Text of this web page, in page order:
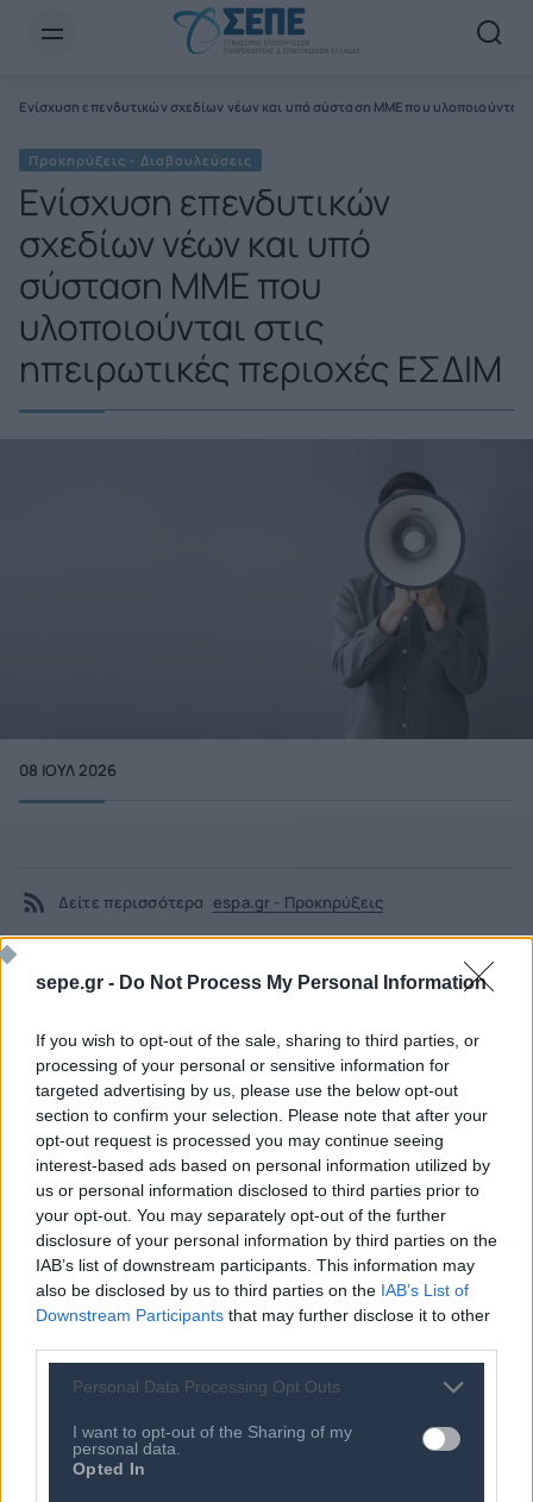
sepe.gr - Do Not Process My Personal Information
If you wish to opt-out of the sale, sharing to third parties, or
processing of your personal or sensitive information for
targeted advertising by us, please use the below opt-out
section to confirm your selection. Please note that after your
opt-out request is processed you may continue seeing
interest-based ads based on personal information utilized by
us or personal information disclosed to third parties prior to
your opt-out. You may separately opt-out of the further
disclosure of your personal information by third parties on the
IAB’s list of downstream participants. This information may
also be disclosed by us to third parties on the IAB’s List of
Downstream Participants that may further disclose it to other
Personal Data Processing Opt Outs
I want to opt-out of the Sharing of my
personal data.
Opted In
Ενίσχυση επενδυτικών σχεδίων νέων και υπό σύσταση ΜΜΕ που υλοποιούνται
Προκηρύξεις - Διαβουλεύσεις
Ενίσχυση επενδυτικών
σχεδίων νέων και υπό
σύσταση ΜΜΕ που
υλοποιούνται στις
ηπειρωτικές περιοχές ΕΣΔΙΜ
08 ΙΟΥΛ 2026
Δείτε περισσότερα espa.gr - Προκηρύξεις
Ποιος είναι ο ΣΕΠΕ
Καταστατικό
Κώδικας Δεοντολογίας
Κανονισμός Διαιτησίας
Διοικητικό Συμβούλιο/
Αιρετά Όργανα
Διοικητικό Προσωπικό &
Συνεργάτες
Επιχειρήσεις - Μέλη
Εγγραφή Νέου Μέλους
Προνόμια Μελών
Επιτροπές & Ομάδες
Newsletter Email*